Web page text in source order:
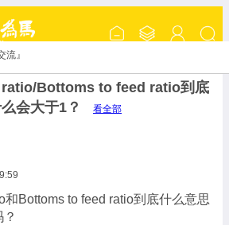
流』
Bottoms to feed ratio到底
会大于1？
看全部
和Bottoms to feed ratio到底什么意思